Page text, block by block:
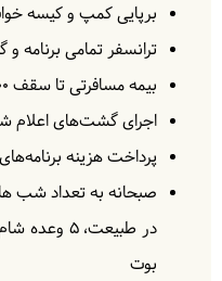
شنبه 23, 2025 1404/06/01
امروز مسیر
محل کمپ در
گشت در طبیعت
برپایی کمپ و کیسه
ترانسفر تمامی برنامه و
بیمه مسافرتی تا سقف ۵۰،۰۰۰ یورو
اجرای گشت‌های اعلام
پرداخت هزینه
در
بوت